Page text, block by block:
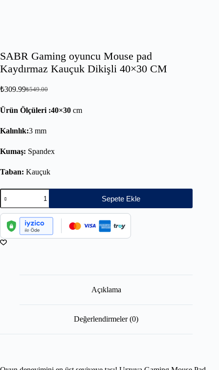
SABR Gaming oyuncu Mouse pad
Kaydırmaz Kauçuk Dikişli 40×30 CM
₺549.00
₺309.99
Ürün Ölçüleri :40×30 cm
Kalınlık:3 mm
Kumaş: Spandex
Taban: Kauçuk
Sepete Ekle
Açıklama
Değerlendirmeler (0)